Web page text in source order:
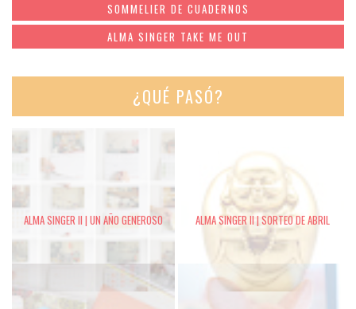
SOMMELIER DE CUADERNOS
ALMA SINGER TAKE ME OUT
¿QUÉ PASÓ?
ALMA SINGER II | UN AÑO GENEROSO ALMA SINGER II | SORTEO DE ABRIL